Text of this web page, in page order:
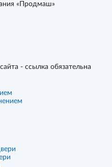
«Продмаш»
- ссылка обязательна